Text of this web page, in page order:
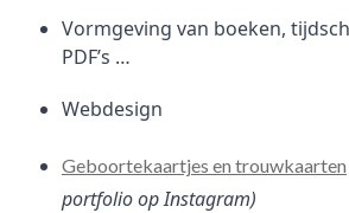
Vormgeving van boeken,
PDF’s …
Webdesign
Geboortekaartjes en trouwkaarten
portfolio op Instagram)